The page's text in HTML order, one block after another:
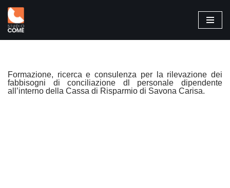
Vai
al
Formazione, ricerca e consulenza per la rilevazione dei
fabbisogni di conciliazione dl personale dipendente
all’interno della Cassa di Risparmio di Savona Carisa.